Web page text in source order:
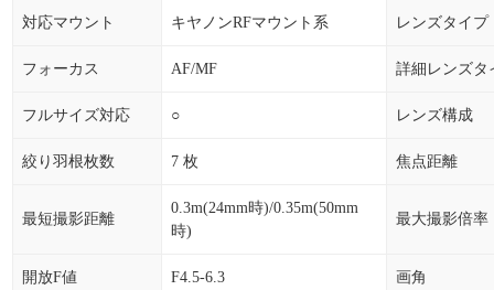
対応マウント キヤノンRFマウント系 レンズタイプ
フォーカス AF/MF 詳細レンズタ
フルサイズ対応 ○ レンズ構成
絞り羽根枚数 7 枚 焦点距離
最短撮影距離
0.3m(24mm時)/0.35m(50mm
時)
最大撮影倍率
開放F値 F4.5-6.3 画角